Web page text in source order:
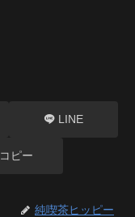
LINE
コピー
純喫茶ヒッピー